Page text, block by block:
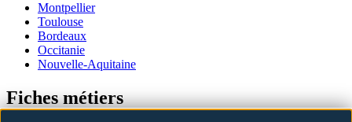
Montpellier
Toulouse
Bordeaux
Occitanie
Nouvelle-Aquitaine
Fiches métiers